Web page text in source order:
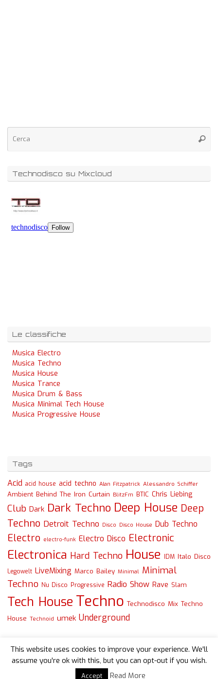
Technodisco su Mixcloud
Le classifiche
Musica Electro
Musica Techno
Musica House
Musica Trance
Musica Drum & Bass
Musica Minimal Tech House
Musica Progressive House
Tags
Acid acid house acid techno Alan Fitzpatrick Alessandro Schiffer
Ambient Behind The Iron Curtain BlitzFm BTIC Chris Liebing
Club Dark Dark Techno Deep House Deep
Techno Detroit Techno Disco Disco House Dub Techno
Electro electro-funk Electro Disco Electronic
Electronica Hard Techno House IDM Italo Disco
Legowelt LiveMixing Marco Bailey Minimal Minimal
Techno Nu Disco Progressive Radio Show Rave Slam
Tech House Techno Technodisco Mix Techno
House Technoid umek Underground
This website uses cookies to improve your experience. We'll
assume you're ok with this, but you can opt-out if you wish.
Accept Read More